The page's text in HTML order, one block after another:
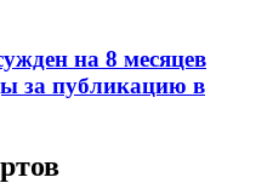
на 8 месяцев
за публикацию в